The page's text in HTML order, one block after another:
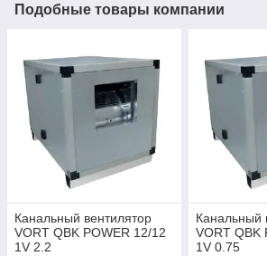
Подобные товары компании
Канальный вентилятор
VORT QBK POWER 12/12
1V 2.2
Канальный
VORT QBK
1V 0.75